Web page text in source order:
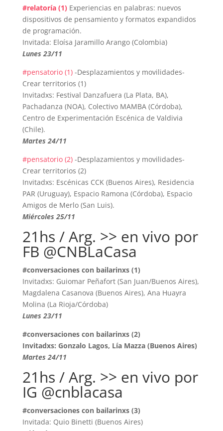
#relatoría (1)Experiencias en palabras: nuevos
dispositivos de pensamiento y formatos expandidos
de programación.
Invitada: Eloísa Jaramillo Arango (Colombia)
Lunes 23/11
#pensatorio (1)-Desplazamientos y movilidades-
Crear territorios (1)
Invitadxs: Festival Danzafuera (La Plata, BA),
Pachadanza (NOA), Colectivo MAMBA (Córdoba),
Centro de Experimentación Escénica de Valdivia
(Chile).
Martes 24/11
#pensatorio (2) -Desplazamientos y movilidades-
Crear territorios (2)
Invitadxs: Escénicas CCK (Buenos Aires), Residencia
PAR (Uruguay), Espacio Ramona (Córdoba), Espacio
Amigos de Merlo (San Luis).
Miércoles 25/11
21hs / Arg. >> en vivo por
FB @CNBLaCasa
#conversaciones con bailarinxs (1)
Invitadxs: Guiomar Peñafort (San Juan/Buenos Aires),
Magdalena Casanova (Buenos Aires), Ana Huayra
Molina (La Rioja/Córdoba)
Lunes 23/11
#conversaciones con bailarinxs (2)
Invitadxs: Gonzalo Lagos, Lía Mazza (Buenos Aires)
Martes 24/11
21hs / Arg. >> en vivo por
IG @cnblacasa
#conversaciones con bailarinxs (3)
Invitada: Quio Binetti (Buenos Aires)